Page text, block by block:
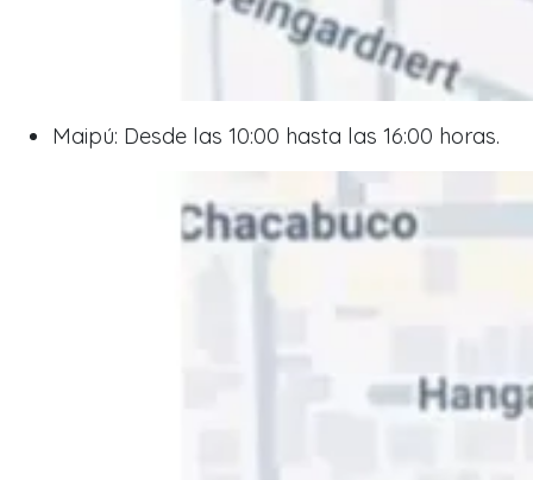
Maipú: Desde las 10:00 hasta las 16:00 horas.